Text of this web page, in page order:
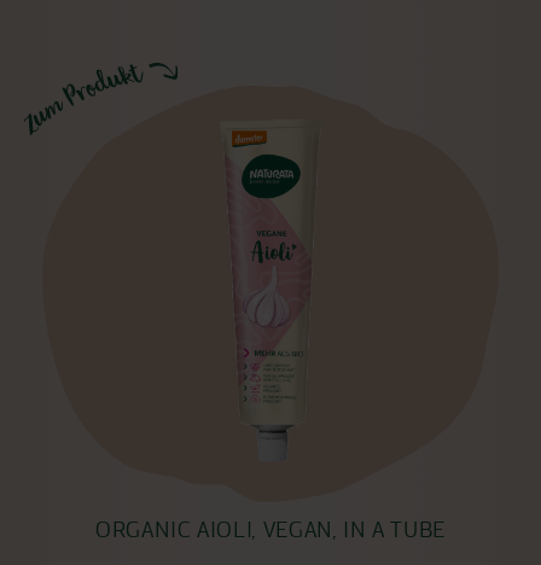
ORGANIC AIOLI, VEGAN, IN A TUBE